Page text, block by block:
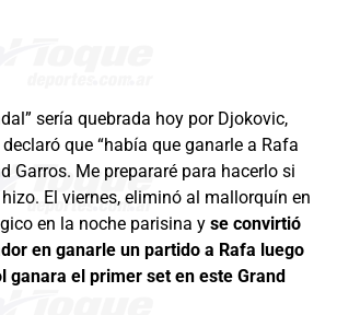
sería quebrada hoy por Djokovic,
que “había que ganarle a Rafa
Garros. Me prepararé para hacerlo si
El viernes, eliminó al mallorquín en
en la noche parisina y se convirtió
en ganarle un partido a Rafa luego
ganara el primer set en este Grand